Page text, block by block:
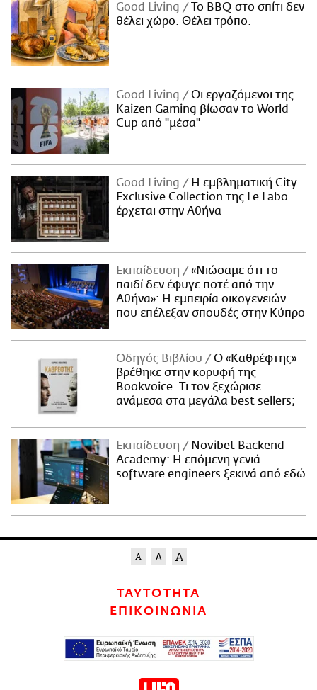
Good Living
Το BBQ στο σπίτι δεν
θέλει χώρο. Θέλει τρόπο.
Good Living
Οι εργαζόμενοι της
Kaizen Gaming βίωσαν το World
Cup από "μέσα"
Good Living
Η εμβληματική City
Exclusive Collection της Le Labo
έρχεται στην Αθήνα
Εκπαίδευση
«Νιώσαμε ότι το
παιδί δεν έφυγε ποτέ από την
Αθήνα»: Η εμπειρία οικογενειών
που επέλεξαν σπουδές στην Κύπρο
Οδηγός Βιβλίου
Ο «Καθρέφτης»
βρέθηκε στην κορυφή της
Bookvoice. Τι τον ξεχώρισε
ανάμεσα στα μεγάλα best sellers;
Εκπαίδευση
Novibet Backend
Academy: Η επόμενη γενιά
software engineers ξεκινά από εδώ
ΤΑΥΤΟΤΗΤΑ
ΕΠΙΚΟΙΝΩΝΙΑ